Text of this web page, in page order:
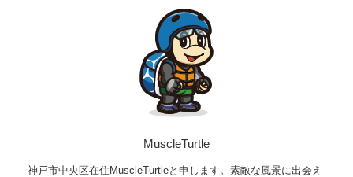
MuscleTurtle
神戸市中央区在住MuscleTurtleと申します。素敵な風景に出会え